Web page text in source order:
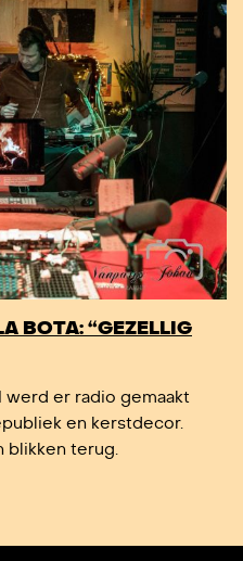
BOTA: “GEZELLIG
werd er radio gemaakt
en kerstdecor.
blikken terug.